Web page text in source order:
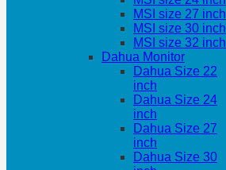
MSI size 27 inch
MSI size 30 inch
MSI size 32 inch
Dahua Monitor
Dahua Size 22
inch
Dahua Size 24
inch
Dahua Size 27
inch
Dahua Size 30